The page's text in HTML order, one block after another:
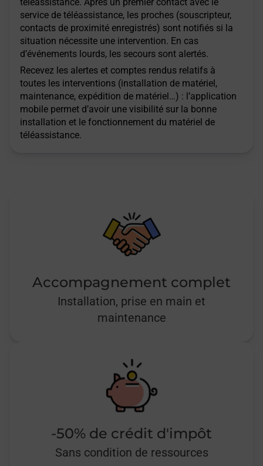
service de téléassistance, les proches (souscripteur,
contacts de proximité enregistrés) sont notifiés si la
situation nécessite une intervention. En cas
d’événements lourds, les secours sont alertés.
Recevez les alertes et comptes rendus relatifs à
toutes les interventions (installation de matériel,
maintenance, expédition de matériel…) : l’application
mobile permet d’avoir une visibilité sur la bonne
installation et le fonctionnement du matériel de
téléassistance.
Accompagnement complet
Installation, prise en main et
maintenance
-50% de crédit d'impôt
Sans condition de ressources